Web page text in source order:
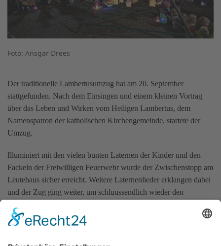
Foto: Ansgar Drees
Der traditionelle Lambertusumzug hat am 20. September
stattgefunden. Nach dem Einsingen und einem kleinen Vortrag
über das Leben und Wirken vom Heiligen Lambertus, dem
Namenspatron der katholischen Kirchengemeinde, startete der
Umzug.
Illuminiert mit den vielen bunten Laternen der Kinder und den
Fackeln der Freiwilligen Feuerwehr wurde der Zwischenstopp am
Leutehaus sicher erreicht. Weitere Laternenlieder erklangen dabei
und der Zug ging weiter, um schluussendlich wieder den
Buer, wat kost dien Hei erklingen lassen und eine ganze Schar